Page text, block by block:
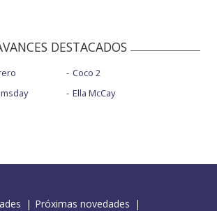
DESTACADOS
Coco 2
Ella McCay
Próximas novedades